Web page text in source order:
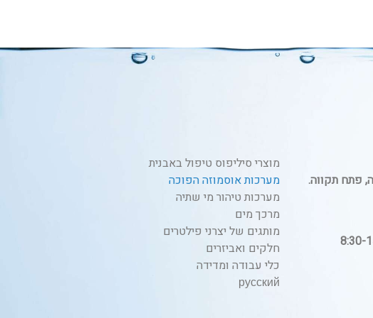
מוצרי סיליפוס טיפול באבנית
מערכות אוסמוזה הפוכה
מערכות טיהור מי שתיה
מרכך מים
מותגים של יצרני פילטרים
חלקים ואביזרים
כלי עבודה ומדידה
русский